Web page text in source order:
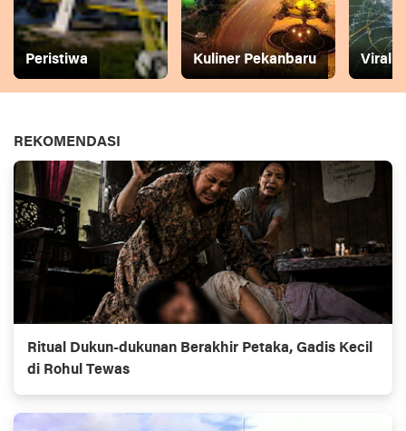
Peristiwa Kuliner Pekanbaru Viral
REKOMENDASI
Ritual Dukun-dukunan Berakhir Petaka, Gadis Kecil
di Rohul Tewas